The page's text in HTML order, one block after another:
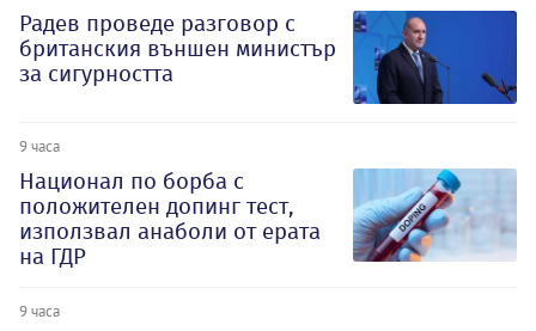
Радев проведе разговор с
британския външен министър
за сигурността
9 часа
Национал по борба с
положителен допинг тест,
използвал анаболи от ерата
на ГДР
9 часа